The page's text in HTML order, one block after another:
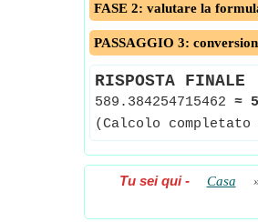
FASE 2: valutare la
PASSAGGIO 3:
RISPOSTA FINALE
589.384254715462 ≈
(Calcolo
Tu sei qui- Casa